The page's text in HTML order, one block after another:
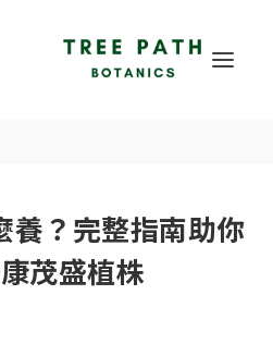
養？完整指南助你
茂盛植株